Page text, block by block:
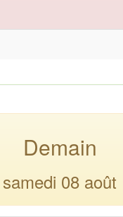
Demain
samedi 08 août